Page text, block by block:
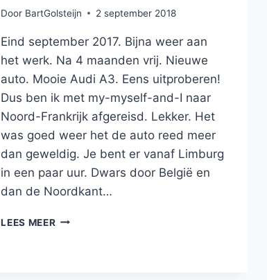
Door BartGolsteijn 2 september 2018
Eind september 2017. Bijna weer aan
het werk. Na 4 maanden vrij. Nieuwe
auto. Mooie Audi A3. Eens uitproberen!
Dus ben ik met my-myself-and-I naar
Noord-Frankrijk afgereisd. Lekker. Het
was goed weer het de auto reed meer
dan geweldig. Je bent er vanaf Limburg
in een paar uur. Dwars door België en
dan de Noordkant…
LEES MEERROADTRIP